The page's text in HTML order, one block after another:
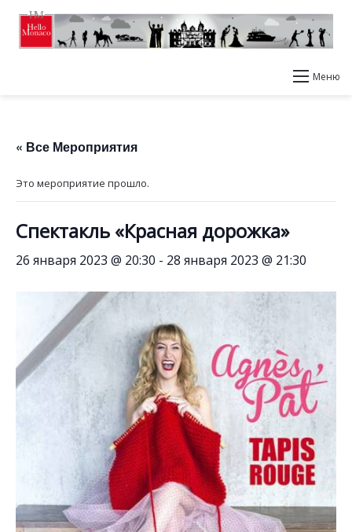
Меню
« Все Мероприятия
Это мероприятие прошло.
Спектакль «Красная дорожка»
26 января 2023 @ 20:30 - 28 января 2023 @ 21:30